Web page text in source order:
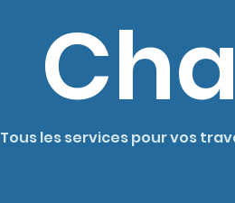
Tous les services pour vos